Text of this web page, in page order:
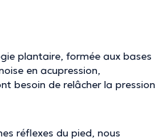
plantaire, formée aux bases
en acupression,
besoin de relâcher la pression
réflexes du pied, nous